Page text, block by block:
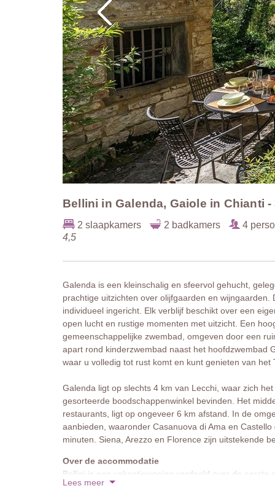
Bellini in Galenda, Gaiole in Chianti
2 slaapkamers 2 badkamers 4
4,5
Galenda is een kleinschalig en sfeervol gehucht,
prachtige uitzichten over olijfgaarden en
individueel ingericht. Elk verblijf beschikt over een
open lucht en rustige momenten met uitzicht. Een
gemeenschappelijke zwembad, omgeven door een
apart rond kinderzwembad naast het hoofdzwembad
waar u volledig tot rust komt en kunt genieten van het
Galenda ligt op slechts 4 km van Lecchi, waar zich
gesorteerde boodschappenwinkel bevinden. Het
restaurants, ligt op ongeveer 6 km afstand. In de
aanbieden, waaronder Casanuova di Ama en
minuten. Siena, Arezzo en Florence zijn uitstekende
Over de accommodatie
Bellini is een vakantiewoning verdeeld over de
houten balkenplafonds mooi samengaan met stijlvol
Lees meer